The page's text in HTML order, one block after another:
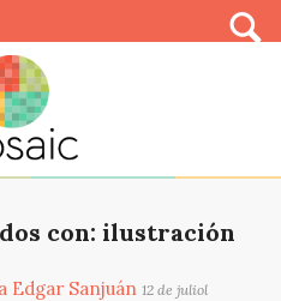
con: ilustración
Edgar Sanjuán 12 de juliol